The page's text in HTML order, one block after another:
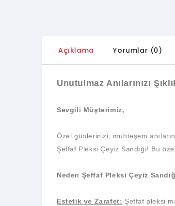
Açıklama Yorumlar (0)
Unutulmaz Anılarınızı
Sevgili Müşterimiz,
Özel günlerinizi, muhteşem
Şeffaf Pleksi Çeyiz Sandığı! Bu
Neden Şeffaf Pleksi Çeyiz
Estetik ve Zarafet: Şeffaf pleksi